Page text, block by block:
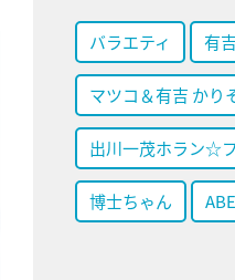
バラエティ 有
マツコ＆有吉 かり
出川一茂ホラン☆
博士ちゃん